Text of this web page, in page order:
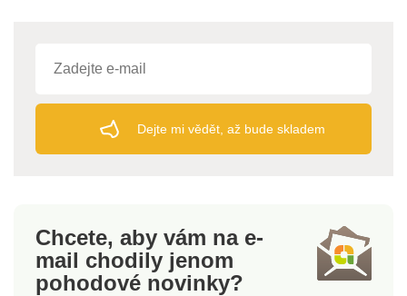
Dejte mi vědět, až bude skladem
Chcete, aby vám na e-
mail chodily jenom
pohodové novinky?